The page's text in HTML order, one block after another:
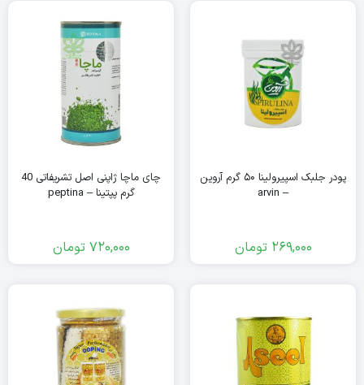
پودر جلبک اسپیرولینا ۵۰ گرم آروین
– arvin
269,000 تومان
چای ماچا ژاپنی اصل تشریفاتی 40
گرم پپتینا – peptina
720,000 تومان